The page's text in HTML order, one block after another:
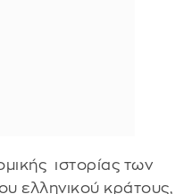
ιστορίας των
ελληνικού κράτους,